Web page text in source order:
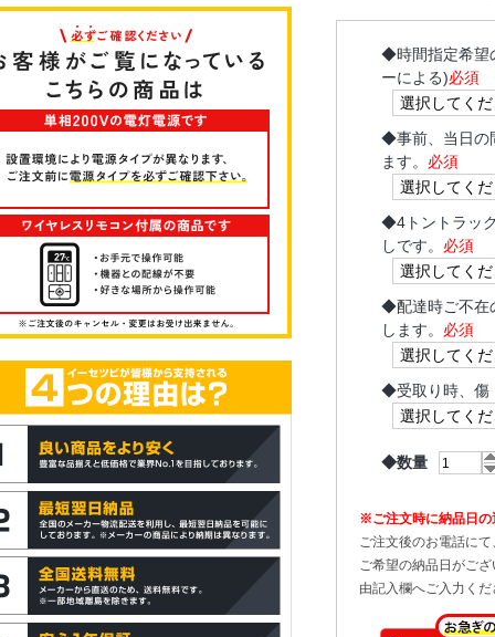
◆時間指定希望
ーによる)必須
◆事前、当日の
ます。 必須
◆4トントラッ
しです。 必須
◆配達時ご不在
します。 必須
◆受取り時、傷
◆数量
※ご注文時に納品日
ご注文後のお電話に
ご希望の納品日がご
由記入欄へご入力くだ